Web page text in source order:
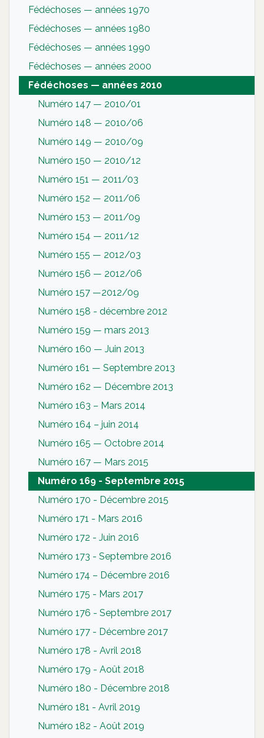
Fédéchoses — années 1970
Fédéchoses — années 1980
Fédéchoses — années 1990
Fédéchoses — années 2000
Fédéchoses — années 2010
Numéro 147 — 2010/01
Numéro 148 — 2010/06
Numéro 149 — 2010/09
Numéro 150 — 2010/12
Numéro 151 — 2011/03
Numéro 152 — 2011/06
Numéro 153 — 2011/09
Numéro 154 — 2011/12
Numéro 155 — 2012/03
Numéro 156 — 2012/06
Numéro 157 —2012/09
Numéro 158 - décembre 2012
Numéro 159 — mars 2013
Numéro 160 — Juin 2013
Numéro 161 — Septembre 2013
Numéro 162 — Décembre 2013
Numéro 163 – Mars 2014
Numéro 164 – juin 2014
Numéro 165 — Octobre 2014
Numéro 167 — Mars 2015
Numéro 169 - Septembre 2015
Numéro 170 - Décembre 2015
Numéro 171 - Mars 2016
Numéro 172 - Juin 2016
Numéro 173 - Septembre 2016
Numéro 174 – Décembre 2016
Numéro 175 - Mars 2017
Numéro 176 - Septembre 2017
Numéro 177 - Décembre 2017
Numéro 178 - Avril 2018
Numéro 179 - Août 2018
Numéro 180 - Décembre 2018
Numéro 181 - Avril 2019
Numéro 182 - Août 2019